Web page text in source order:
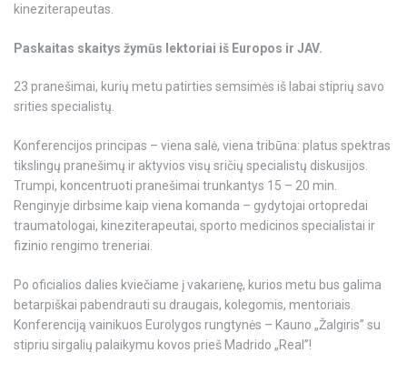
kineziterapeutas.
Paskaitas skaitys žymūs lektoriai iš Europos ir JAV.
23 pranešimai, kurių metu patirties semsimės iš labai stiprių savo
srities specialistų.
Konferencijos principas – viena salė, viena tribūna: platus spektras
tikslingų pranešimų ir aktyvios visų sričių specialistų diskusijos.
Trumpi, koncentruoti pranešimai trunkantys 15 – 20 min.
Renginyje dirbsime kaip viena komanda – gydytojai ortopredai
traumatologai, kineziterapeutai, sporto medicinos specialistai ir
fizinio rengimo treneriai.
Po oficialios dalies kviečiame į vakarienę, kurios metu bus galima
betarpiškai pabendrauti su draugais, kolegomis, mentoriais.
Konferenciją vainikuos Eurolygos rungtynės – Kauno „Žalgiris” su
stipriu sirgalių palaikymu kovos prieš Madrido „Real”!